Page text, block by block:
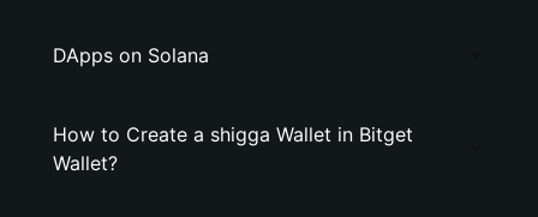
DApps on Solana
How to Create a shigga Wallet in Bitget
Wallet?